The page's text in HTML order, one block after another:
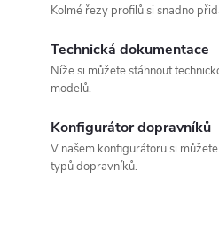
Kolmé řezy profilů si snadno
Technická dokumentace
Níže si můžete stáhnout
modelů.
Konfigurátor dopravníků
V našem konfigurátoru si
typů dopravníků.